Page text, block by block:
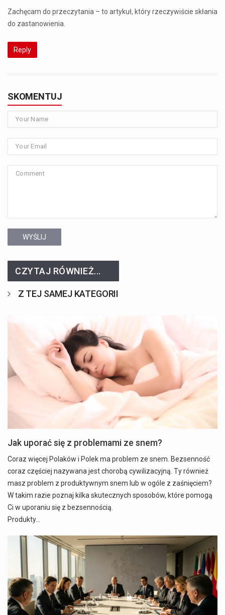
Zachęcam do przeczytania – to artykuł, który rzeczywiście skłania
do zastanowienia.
Reply
SKOMENTUJ
WYŚLIJ
CZYTAJ RÓWNIEŻ...
Z TEJ SAMEJ KATEGORII
Jak uporać się z problemami ze snem?
Coraz więcej Polaków i Polek ma problem ze snem. Bezsenność
coraz częściej nazywana jest chorobą cywilizacyjną. Ty również
masz problem z produktywnym snem lub w ogóle z zaśnięciem?
W takim razie poznaj kilka skutecznych sposobów, które pomogą
Ci w uporaniu się z bezsennością.
Produkty…